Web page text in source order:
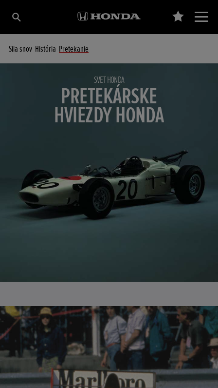
Sila snov História Pretekanie
SVET HONDA
PRETEKÁRSKE
HVIEZDY HONDA